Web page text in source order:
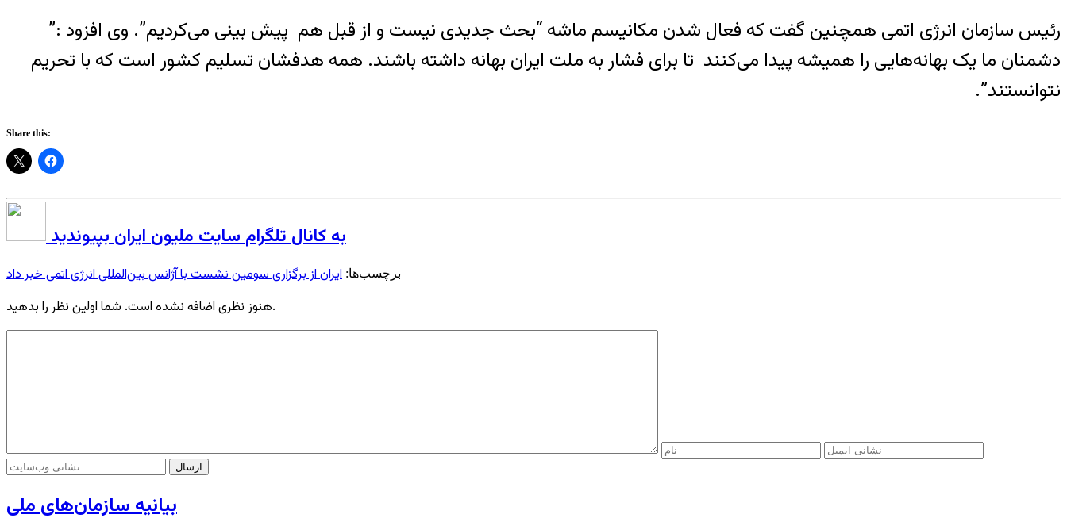
رئیس سازمان انرژی اتمی همچنین گفت که فعال شدن مکانیسم ماشه “بحث جدیدی نیست و از قبل هم پیش بینی می‌کردیم”. وی افزود :”
دشمنان ما یک بهانه‌هایی را همیشه پیدا می‌کنند تا برای فشار به ملت ایران بهانه داشته باشند. همه هدفشان تسلیم کشور است که با تحریم
نتوانستند”.
Share this:
به کانال تلگرام سایت ملیون ایران بپیوندید
برچسب‌ها: ایران از برگزاری سومین نشست با آژانس بین‌المللی انرژی اتمی خبر داد
هنوز نظری اضافه نشده است. شما اولین نظر را بدهید.
بیانیه سازمان‌های ملی